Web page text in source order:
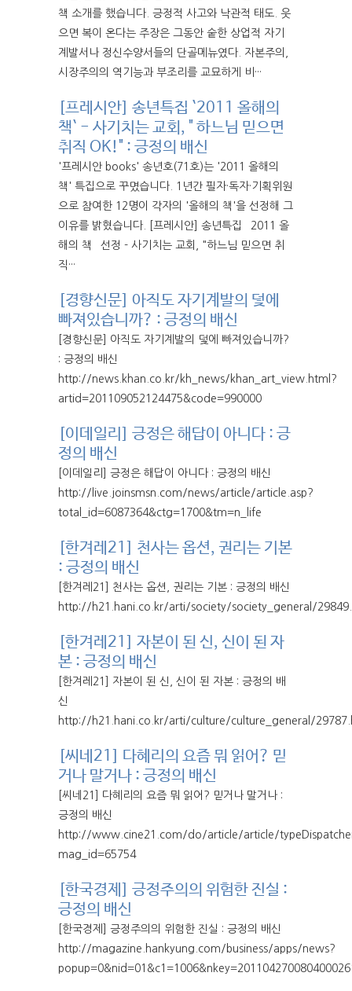
책 소개를 했습니다. 긍정적 사고와 낙관적 태도. 웃
으면 복이 온다는 주장은 그동안 숱한 상업적 자기
계발서나 정신수양서들의 단골메뉴였다. 자본주의,
시장주의의 역기능과 부조리를 교묘하게 비···
[프레시안] 송년특집 `2011 올해의
책` - 사기치는 교회, " 하느님 믿으면
취직 OK!" : 긍정의 배신
'프레시안 books' 송년호(71호)는 '2011 올해의
책' 특집으로 꾸몄습니다. 1년간 필자·독자·기획위원
으로 참여한 12명이 각자의 '올해의 책'을 선정해 그
이유를 밝혔습니다. [프레시안] 송년특집 `2011 올
해의 책` 선정 - 사기치는 교회, "하느님 믿으면 취
직···
[경향신문] 아직도 자기계발의 덫에
빠져있습니까? : 긍정의 배신
[경향신문] 아직도 자기계발의 덫에 빠져있습니까?
: 긍정의 배신
http://news.khan.co.kr/kh_news/khan_art_view.html?
artid=201109052124475&code=990000
[이데일리] 긍정은 해답이 아니다 : 긍
정의 배신
[이데일리] 긍정은 해답이 아니다 : 긍정의 배신
http://live.joinsmsn.com/news/article/article.asp?
total_id=6087364&ctg=1700&tm=n_life
[한겨레21] 천사는 옵션, 권리는 기본
: 긍정의 배신
[한겨레21] 천사는 옵션, 권리는 기본 : 긍정의 배신
http://h21.hani.co.kr/arti/society/society_general/
[한겨레21] 자본이 된 신, 신이 된 자
본 : 긍정의 배신
[한겨레21] 자본이 된 신, 신이 된 자본 : 긍정의 배
신
http://h21.hani.co.kr/arti/culture/culture_general/
[씨네21] 다혜리의 요즘 뭐 읽어? 믿
거나 말거나 : 긍정의 배신
[씨네21] 다혜리의 요즘 뭐 읽어? 믿거나 말거나 :
긍정의 배신
http://www.cine21.com/do/article/article/
mag_id=65754
[한국경제] 긍정주의의 위험한 진실 :
긍정의 배신
[한국경제] 긍정주의의 위험한 진실 : 긍정의 배신
http://magazine.hankyung.com/business/apps/news?